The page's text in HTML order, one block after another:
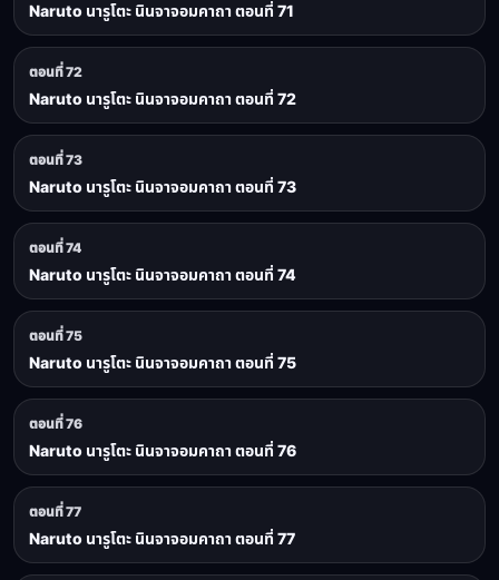
Naruto นารูโตะ นินจาจอมคาถา ตอนที่ 71
ตอนที่ 72
Naruto นารูโตะ นินจาจอมคาถา ตอนที่ 72
ตอนที่ 73
Naruto นารูโตะ นินจาจอมคาถา ตอนที่ 73
ตอนที่ 74
Naruto นารูโตะ นินจาจอมคาถา ตอนที่ 74
ตอนที่ 75
Naruto นารูโตะ นินจาจอมคาถา ตอนที่ 75
ตอนที่ 76
Naruto นารูโตะ นินจาจอมคาถา ตอนที่ 76
ตอนที่ 77
Naruto นารูโตะ นินจาจอมคาถา ตอนที่ 77